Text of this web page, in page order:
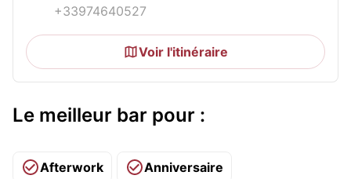
+33974640527
Voir l'itinéraire
Le meilleur bar pour :
Afterwork Anniversaire